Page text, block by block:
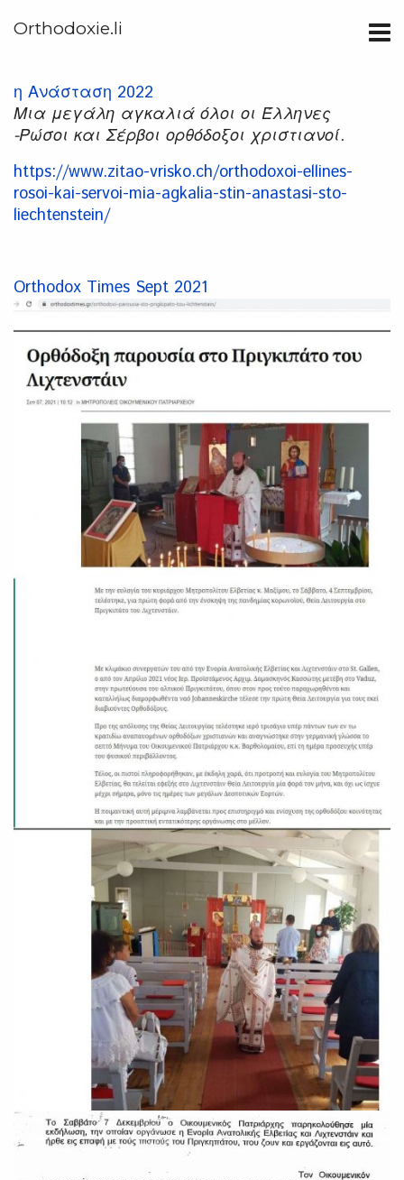
Orthodoxie.li
η Ανάσταση 2022
Μια μεγάλη αγκαλιά όλοι οι Έλληνες
-Ρώσοι και Σέρβοι ορθόδοξοι χριστιανοί.
https://www.zitao-vrisko.ch/orthodoxoi-ellines-
rosoi-kai-servoi-mia-agkalia-stin-anastasi-sto-
liechtenstein/
Orthodox Times Sept 2021